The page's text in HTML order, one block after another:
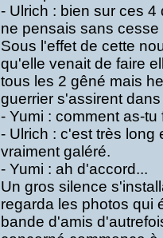
- Ulrich : bien sur ces
ne pensais sans
Sous l'effet de cette
qu'elle venait de faire
tous les 2 gêné mais
guerrier s'assirent
- Yumi : comment as-
- Ulrich : c'est très long
vraiment galéré.
- Yumi : ah d'accord...
Un gros silence
regarda les photos qui
bande d'amis